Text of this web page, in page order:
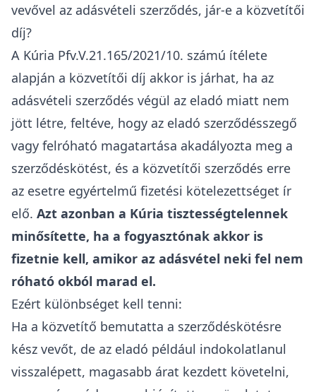
vevővel az adásvételi szerződés, jár-e a közvetítői
díj?
A Kúria Pfv.V.21.165/2021/10. számú ítélete
alapján a közvetítői díj akkor is járhat, ha az
adásvételi szerződés végül az eladó miatt nem
jött létre, feltéve, hogy az eladó szerződésszegő
vagy felróható magatartása akadályozta meg a
szerződéskötést, és a közvetítői szerződés erre
az esetre egyértelmű fizetési kötelezettséget ír
elő. Azt azonban a Kúria tisztességtelennek
minősítette, ha a fogyasztónak akkor is
fizetnie kell, amikor az adásvétel neki fel nem
róható okból marad el.
Ezért különbséget kell tenni:
Ha a közvetítő bemutatta a szerződéskötésre
kész vevőt, de az eladó például indokolatlanul
visszalépett, magasabb árat kezdett követelni,